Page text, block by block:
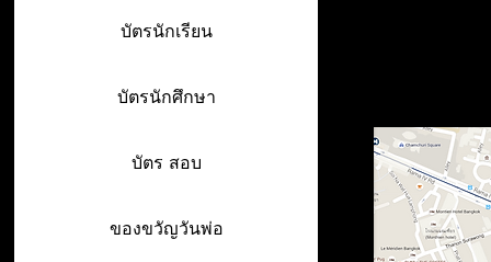
บัตรนักเรียน
บัตรนักศึกษา
บัตร สอบ
ของขวัญวันพ่อ